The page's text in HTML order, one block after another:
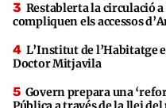
Restablerta la circulació
compliquen els accessos
L’Institut de l’Habitatge
Doctor Mitjavila
Govern prepara una